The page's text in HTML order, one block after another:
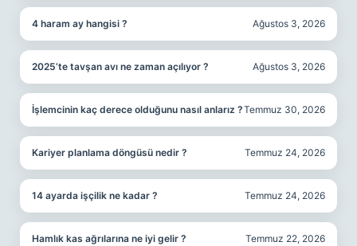
4 haram ay hangisi ? Ağustos 3, 2026
2025’te tavşan avı ne zaman açılıyor ? Ağustos 3, 2026
İşlemcinin kaç derece olduğunu nasıl anlarız ?Temmuz 30, 2026
Kariyer planlama döngüsü nedir ? Temmuz 24, 2026
14 ayarda işçilik ne kadar ? Temmuz 24, 2026
Hamlık kas ağrılarına ne iyi gelir ? Temmuz 22, 2026